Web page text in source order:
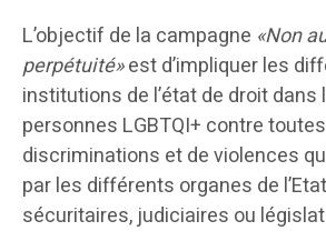
L’objectif de la campagne «Non
perpétuité»est d’impliquer les
institutions de l’état de droit
personnes LGBTQI+ contre
discriminations et de violences
par les différents organes de
sécuritaires, judiciaires ou